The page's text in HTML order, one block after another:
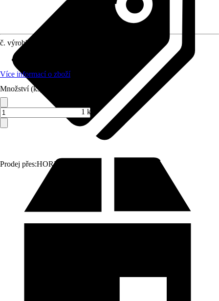
Prodej přes:HORNBACH
č. výrobku
Více informací o zboží
Množství (ks)
1 ks